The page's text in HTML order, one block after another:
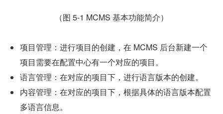
（图 5-1 MCMS 基本功能简介）
项目管理：进行项目的创建，在 MCMS 后台新建一个
项目需要在配置中心有一个对应的项目。
语言管理：在对应的项目下，进行语言版本的创建。
内容管理：在对应的项目下，根据具体的语言版本配置
多语言信息。